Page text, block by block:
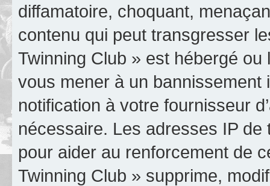
diffamatoire, choquant,
contenu qui peut transgresser
Twinning Club » est hébergé
vous mener à un
notification à votre fournisseur
nécessaire. Les adresses IP
pour aider au renforcement de
Twinning Club » supprime,